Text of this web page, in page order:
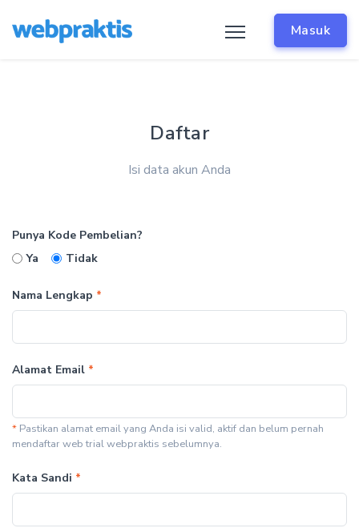
Masuk
Daftar
Isi data akun Anda
Punya Kode Pembelian?
Ya
Tidak
Nama Lengkap *
Alamat Email *
* Pastikan alamat email yang Anda isi valid, aktif dan belum pernah
mendaftar web trial webpraktis sebelumnya.
Kata Sandi *